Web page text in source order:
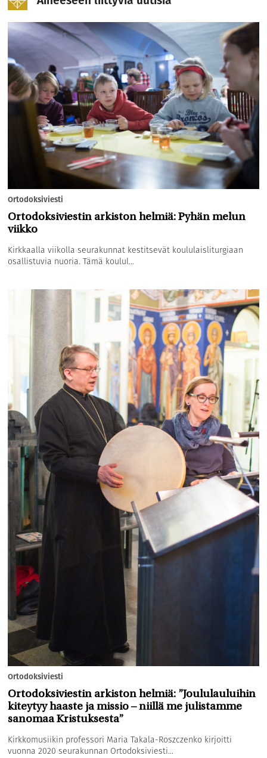
Ortodoksiviesti
Ortodoksiviestin arkiston helmiä: Pyhän melun
viikko
Kirkkaalla viikolla seurakunnat kestitsevät koululaisliturgiaan
osallistuvia nuoria. Tämä koulul...
Ortodoksiviesti
Ortodoksiviestin arkiston helmiä: ”Joululauluihin
kiteytyy haaste ja missio – niillä me julistamme
sanomaa Kristuksesta”
Kirkkomusiikin professori Maria Takala-Roszczenko kirjoitti
vuonna 2020 seurakunnan Ortodoksiviesti...